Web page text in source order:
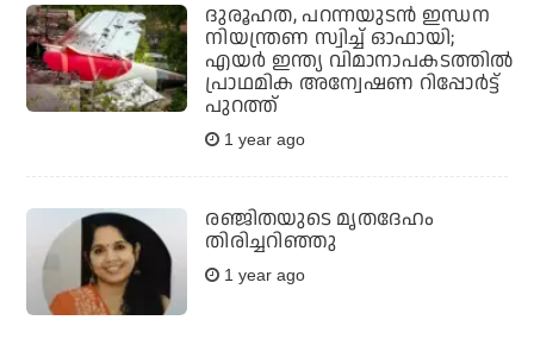
ദുരൂഹത, പറന്നയുടൻ ഇന്ധന
നിയന്ത്രണ സ്വിച്ച് ഓഫായി;
എയർ ഇന്ത്യ വിമാനാപകടത്തിൽ
പ്രാഥമിക അന്വേഷണ റിപ്പോർട്ട്
പുറത്ത്
1 year ago
രഞ്ജിതയുടെ മൃതദേഹം
തിരിച്ചറിഞ്ഞു
1 year ago